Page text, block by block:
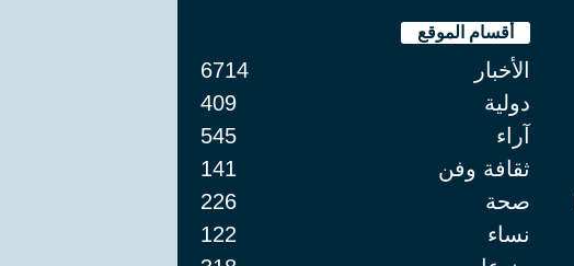
أقسام الموقع
الأخبار
6714
دولية
409
آراء
545
ثقافة وفن
141
صحة
226
نساء
122